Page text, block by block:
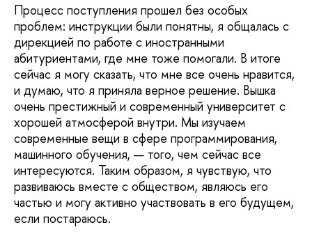
Процесс поступления прошел без особых
проблем: инструкции были понятны, я общалась с
дирекцией по работе с иностранными
абитуриентами, где мне тоже помогали. В итоге
сейчас я могу сказать, что мне все очень нравится,
и думаю, что я приняла верное решение. Вышка
очень престижный и современный университет с
хорошей атмосферой внутри. Мы изучаем
современные вещи в сфере программирования,
машинного обучения, — того, чем сейчас все
интересуются. Таким образом, я чувствую, что
развиваюсь вместе с обществом, являюсь его
частью и могу активно участвовать в его будущем,
если постараюсь.